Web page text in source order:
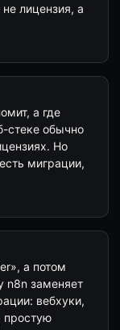
лицензия, а
а где
стеке обычно
Но
миграции,
а потом
n8n заменяет
вебхуки,
простую